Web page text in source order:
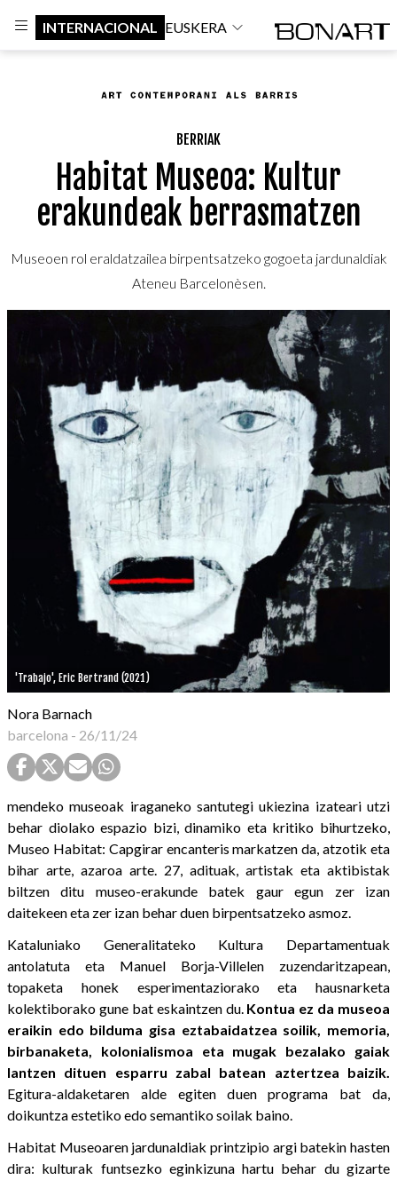
INTERNACIONAL EUSKERA
BERRIAK
Habitat Museoa: Kultur
erakundeak berrasmatzen
Museoen rol eraldatzailea birpentsatzeko gogoeta jardunaldiak
Ateneu Barcelonèsen.
'Trabajo', Eric Bertrand (2021)
Nora Barnach
barcelona - 26/11/24
mendeko museoak iraganeko santutegi ukiezina izateari utzi
behar diolako espazio bizi, dinamiko eta kritiko bihurtzeko,
Museo Habitat: Capgirar encanteris markatzen da, atzotik eta
bihar arte, azaroa arte. 27, adituak, artistak eta aktibistak
biltzen ditu museo-erakunde batek gaur egun zer izan
daitekeen eta zer izan behar duen birpentsatzeko asmoz.
Kataluniako Generalitateko Kultura Departamentuak
antolatuta eta Manuel Borja-Villelen zuzendaritzapean,
topaketa honek esperimentaziorako eta hausnarketa
kolektiborako gune bat eskaintzen du. Kontua ez da museoa
eraikin edo bilduma gisa eztabaidatzea soilik, memoria,
birbanaketa, kolonialismoa eta mugak bezalako gaiak
lantzen dituen esparru zabal batean aztertzea baizik.
Egitura-aldaketaren alde egiten duen programa bat da,
doikuntza estetiko edo semantiko soilak baino.
Habitat Museoaren jardunaldiak printzipio argi batekin hasten
dira: kulturak funtsezko eginkizuna hartu behar du gizarte